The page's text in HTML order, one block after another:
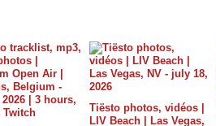
Tiësto photos, vidéos |
LIV Beach | Las Vegas,